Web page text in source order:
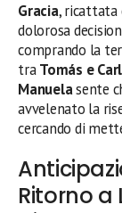
Gracia, ricattata
dolorosa
comprando la
traTomás e
Manuelasente
avvelenato la
cercando di
Ritorno a